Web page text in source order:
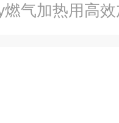
气加热用高